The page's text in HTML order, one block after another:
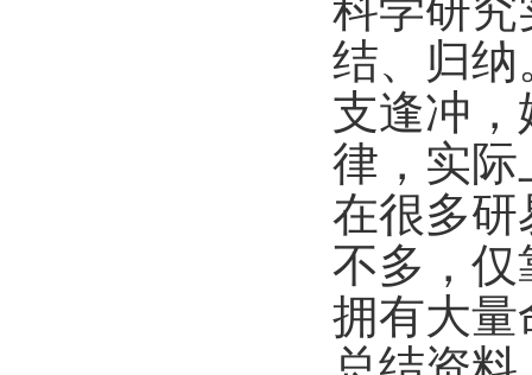
科学研究
结、归纳
支逢冲
律，实际
在很多研
不多，仅
拥有大量